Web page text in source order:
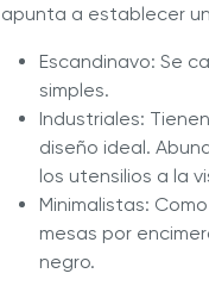
apunta a establecer
Escandinavo: Se
simples.
Industriales:
diseño ideal.
los utensilios a la
Minimalistas:
mesas por
negro.